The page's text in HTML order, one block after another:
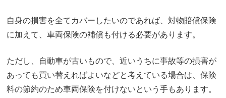
自身の損害を全てカバーしたいのであれば、対物賠償保険
に加えて、車両保険の補償も付ける必要があります。
ただし、自動車が古いもので、近いうちに事故等の損害が
あっても買い替えればよいなどと考えている場合は、保険
料の節約のため車両保険を付けないという手もあります。